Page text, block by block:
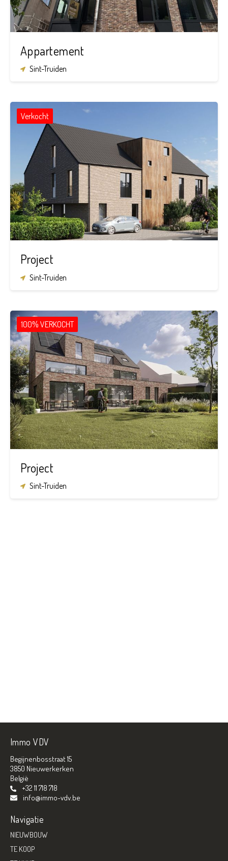
Appartement
Sint-Truiden
Verkocht
Project
Sint-Truiden
100% VERKOCHT
Project
Sint-Truiden
Immo VDV
Begijnenbosstraat 15
3850 Nieuwerkerken
België
+32 11 718 718
info@immo-vdv.be
Navigatie
NIEUWBOUW
TE KOOP